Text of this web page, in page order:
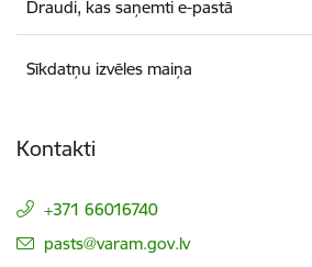
Draudi, kas saņemti e-pastā
Sīkdatņu izvēles maiņa
Kontakti
+371 66016740
E-pasts:
pasts@varam.gov.lv